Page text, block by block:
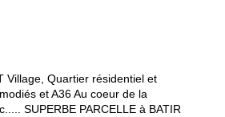
Village, Quartier résidentiel et
et A36 Au coeur de la
SUPERBE PARCELLE à BATIR